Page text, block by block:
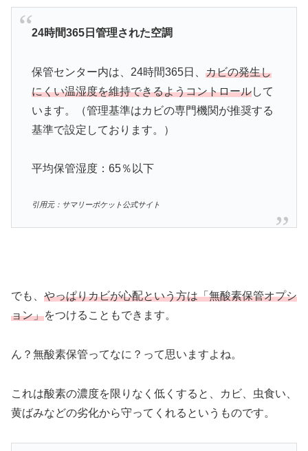
24時間365日管理された空調
保管センター内は、24時間365日、 カビの発生し
にくい温湿度を維持できるようコントロールして
います。（管理基準はカビの専門機関が推奨する
基準で設定しております。）
平均保管湿度：65％以下
引用元：サマリーポケット公式サイト
でも、 やっぱりカビが心配という方は「無酸素保管オプシ
ョン」をつけることもできます。
ん？無酸素保管ってなに？って思いますよね。
これは酸素の濃度を限りなく低くすると、カビ、虫食い、
黄ばみなどの劣化から守ってくれるというものです。